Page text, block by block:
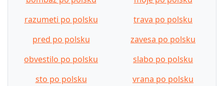
razumeti po polsku
trava po polsku
pred po polsku
zavesa po polsku
obvestilo po polsku
slabo po polsku
sto po polsku
vrana po polsku